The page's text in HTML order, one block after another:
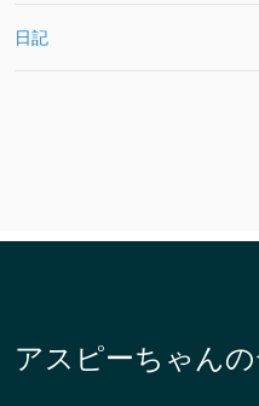
日記
アスピーちゃん